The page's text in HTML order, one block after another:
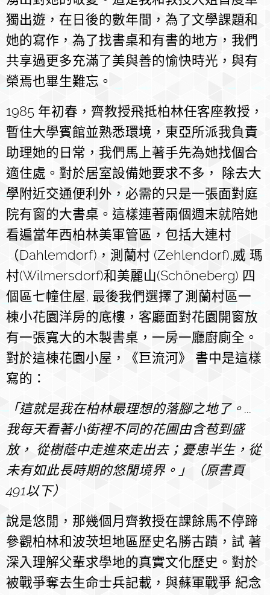
獨出遊，在日後的數年間，為了文學課題和
她的寫作，為了找書桌和有書的地方，我們
共享過更多充滿了美與善的愉快時光，與有
榮焉也畢生難忘。
1985 年初春，齊教授飛抵柏林任客座教授，
暫住大學賓館並熟悉環境，東亞所派我負責
助理她的日常，我們馬上著手先為她找個合
適住處。對於居室設備她要求不多， 除去大
學附近交通便利外，必需的只是一張面對庭
院有窗的大書桌。這樣連著兩個週末就陪她
看遍當年西柏林美軍管區，包括大連村
（Dahlemdorf)，測蘭村 (Zehlendorf),威 瑪
村(Wilmersdorf)和美麗山(Schöneberg) 四
個區七幢住屋, 最後我們選擇了測蘭村區一
棟小花園洋房的底樓，客廳面對花園開窗放
有一張寬大的木製書桌，一房一廳廚廁全。
對於這棟花園小屋，《巨流河》 書中是這樣
寫的：
「這就是我在柏林最理想的落腳之地了。...
我每天看著小街裡不同的花圃由含苞到盛
放， 從樹蔭中走進來走出去；憂患半生，從
未有如此長時期的悠閒境界。」（原書頁
491以下）
說是悠閒，那幾個月齊教授在課餘馬不停蹄
參觀柏林和波茨坦地區歷史名勝古蹟，試 著
深入理解父輩求學地的真實文化歷史。對於
被戰爭奪去生命士兵記載，與蘇軍戰爭 紀念